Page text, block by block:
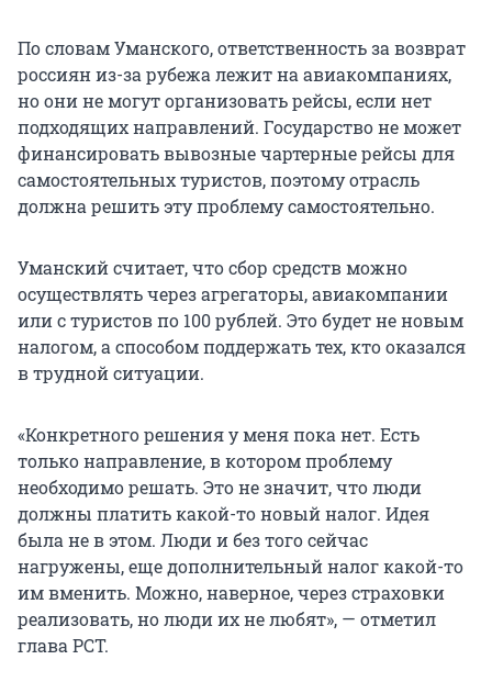
По словам Уманского, ответственность за возврат
россиян из-за рубежа лежит на авиакомпаниях,
но они не могут организовать рейсы, если нет
подходящих направлений. Государство не может
финансировать вывозные чартерные рейсы для
самостоятельных туристов, поэтому отрасль
должна решить эту проблему самостоятельно.
Уманский считает, что сбор средств можно
осуществлять через агрегаторы, авиакомпании
или с туристов по 100 рублей. Это будет не новым
налогом, а способом поддержать тех, кто оказался
в трудной ситуации.
«Конкретного решения у меня пока нет. Есть
только направление, в котором проблему
необходимо решать. Это не значит, что люди
должны платить какой-то новый налог. Идея
была не в этом. Люди и без того сейчас
нагружены, еще дополнительный налог какой-то
им вменить. Можно, наверное, через страховки
реализовать, но люди их не любят», — отметил
глава РСТ.